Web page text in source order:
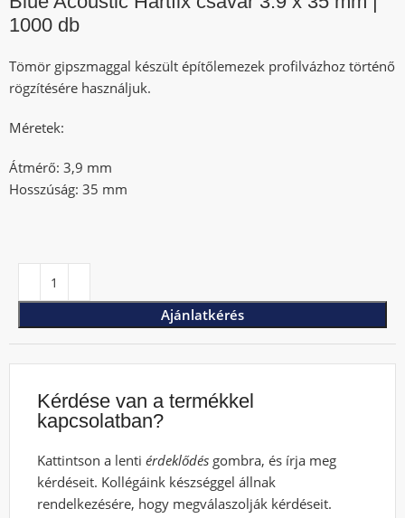
1000 db
Tömör gipszmaggal készült építőlemezek profilvázhoz történő
rögzítésére használjuk.
Méretek:
Átmérő: 3,9 mm
Hosszúság: 35 mm
Ajánlatkérés
Kérdése van a termékkel
kapcsolatban?
Kattintson a lentiérdeklődés gombra, és írja meg
kérdéseit. Kollégáink készséggel állnak
rendelkezésére, hogy megválaszolják kérdéseit.